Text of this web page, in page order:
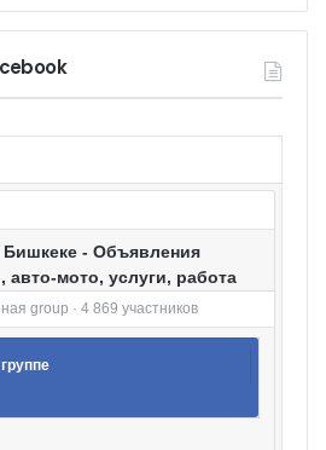
Бишкеке - Объявления
авто-мото, услуги, работа
group · 4 869 участников